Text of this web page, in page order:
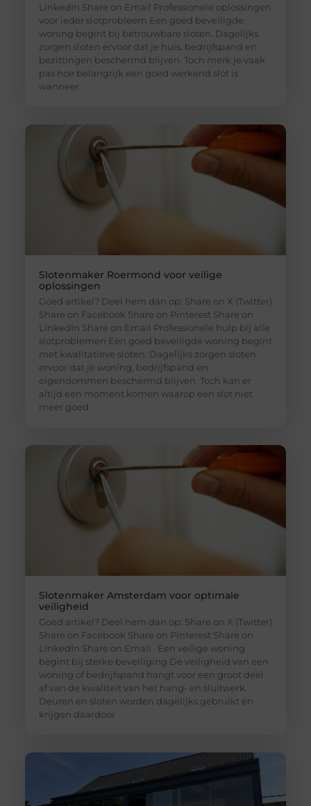
LinkedIn Share on Email Professionele oplossingen
voor ieder slotprobleem Een goed beveiligde
woning begint bij betrouwbare sloten. Dagelijks
zorgen sloten ervoor dat je huis, bedrijfspand en
bezittingen beschermd blijven. Toch merk je vaak
pas hoe belangrijk een goed werkend slot is
wanneer
Slotenmaker Roermond voor veilige
oplossingen
Goed artikel? Deel hem dan op: Share on X (Twitter)
Share on Facebook Share on Pinterest Share on
LinkedIn Share on Email Professionele hulp bij alle
slotproblemen Een goed beveiligde woning begint
met kwalitatieve sloten. Dagelijks zorgen sloten
ervoor dat je woning, bedrijfspand en
eigendommen beschermd blijven. Toch kan er
altijd een moment komen waarop een slot niet
meer goed
Slotenmaker Amsterdam voor optimale
veiligheid
Goed artikel? Deel hem dan op: Share on X (Twitter)
Share on Facebook Share on Pinterest Share on
LinkedIn Share on Email Een veilige woning
begint bij sterke beveiliging De veiligheid van een
woning of bedrijfspand hangt voor een groot deel
af van de kwaliteit van het hang- en sluitwerk.
Deuren en sloten worden dagelijks gebruikt en
krijgen daardoor